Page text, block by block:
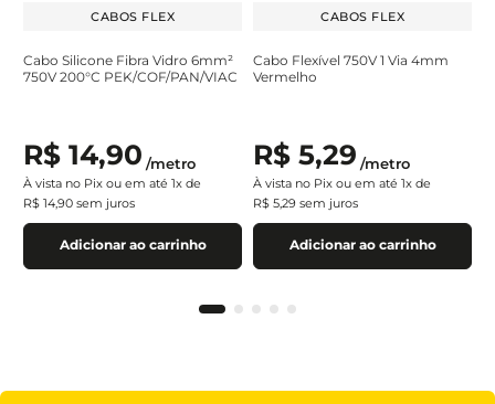
CABOS FLEX
Cabo Silicone Fibra Vidro 6mm²
750V 200°C PEK/COF/PAN/VIAC
R$ 14,90 /metro
À vista no Pix ou em até 1x de
R$ 14,90 sem juros
Adicionar ao carrinho
CABOS FLEX
Cabo Flexível 750V 1 Via 4mm
Vermelho
R$ 5,29 /metro
À vista no Pix ou em até 1x de
R$ 5,29 sem juros
Adicionar ao carrinho